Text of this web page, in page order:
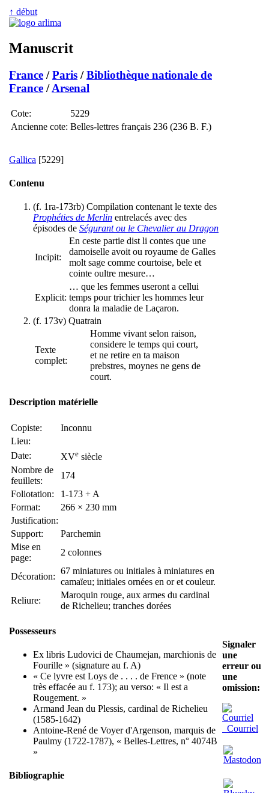
↑ début
Manuscrit
France /Paris /Bibliothèque nationale de
France /Arsenal
Cote:
5229
Ancienne cote: Belles-lettres français 236 (236 B. F.)
Gallica [5229]
Contenu
(f. 1ra-173rb) Compilation contenant le texte des
Prophéties de Merlin entrelacés avec des
épisodes de Ségurant ou le Chevalier au Dragon
Incipit:
En ceste partie dist li contes que une
damoiselle avoit ou royaume de Galles
molt sage comme courtoise, bele et
cointe oultre mesure…
Explicit:
… que les femmes useront a cellui
temps pour trichier les hommes leur
donra la maladie de Laçaron.
(f. 173v) Quatrain
Texte
complet:
Homme vivant selon raison,
considere le temps qui court,
et ne retire en ta maison
prebstres, moynes ne gens de
court.
Description matérielle
Copiste:
Inconnu
Lieu:
Date:
XVe siècle
Nombre de
feuillets:
174
Foliotation:
1-173 + A
Format:
266 × 230 mm
Justification:
Support:
Parchemin
Mise en
page:
2 colonnes
Décoration:
67 miniatures ou initiales à miniatures en
camaïeu; initiales ornées en or et couleur.
Reliure:
Maroquin rouge, aux armes du cardinal
de Richelieu; tranches dorées
Possesseurs
Ex libris Ludovici de Chaumejan, marchionis de
Fourille » (signature au f. A)
« Ce lyvre est Loys de . . . . de Frence » (note
très effacée au f. 173); au verso: « Il est a
Rougement. »
Armand Jean du Plessis, cardinal de Richelieu
(1585-1642)
Antoine-René de Voyer d'Argenson, marquis de
Paulmy (1722-1787), « Belles-Lettres, n° 4074B
»
Bibliographie
Signaler
une
erreur ou
une
omission:
Courriel